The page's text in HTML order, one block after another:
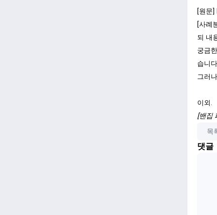
[원문]
[사례
되 내
궁금
습니
그러
이외.
[밴집
목
댓글